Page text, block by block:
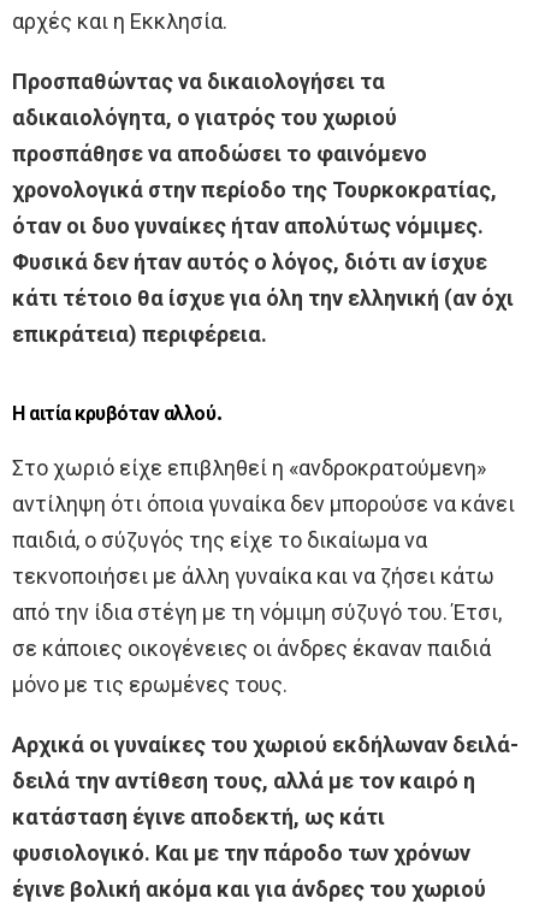
αρχές και η Εκκλησία.
Προσπαθώντας να δικαιολογήσει τα
αδικαιολόγητα, ο γιατρός του χωριού
προσπάθησε να αποδώσει το φαινόμενο
χρονολογικά στην περίοδο της Τουρκοκρατίας,
όταν οι δυο γυναίκες ήταν απολύτως νόμιμες.
Φυσικά δεν ήταν αυτός ο λόγος, διότι αν ίσχυε
κάτι τέτοιο θα ίσχυε για όλη την ελληνική (αν όχι
επικράτεια) περιφέρεια.
Η αιτία κρυβόταν αλλού.
Στο χωριό είχε επιβληθεί η «ανδροκρατούμενη»
αντίληψη ότι όποια γυναίκα δεν μπορούσε να κάνει
παιδιά, ο σύζυγός της είχε το δικαίωμα να
τεκνοποιήσει με άλλη γυναίκα και να ζήσει κάτω
από την ίδια στέγη με τη νόμιμη σύζυγό του. Έτσι,
σε κάποιες οικογένειες οι άνδρες έκαναν παιδιά
μόνο με τις ερωμένες τους.
Αρχικά οι γυναίκες του χωριού εκδήλωναν δειλά-
δειλά την αντίθεση τους, αλλά με τον καιρό η
κατάσταση έγινε αποδεκτή, ως κάτι
φυσιολογικό. Και με την πάροδο των χρόνων
έγινε βολική ακόμα και για άνδρες του χωριού